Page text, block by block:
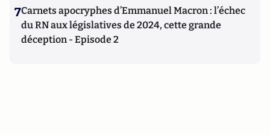
7Carnets apocryphes d’Emmanuel Macron : l’échec
du RN aux législatives de 2024, cette grande
déception - Episode 2